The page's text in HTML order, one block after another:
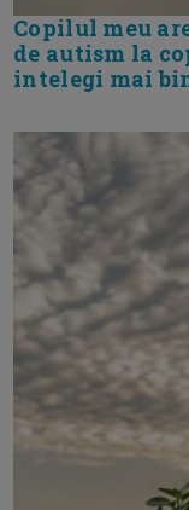
Copilul meu
de autism la
intelegi mai